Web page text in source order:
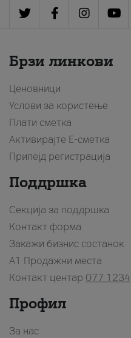
Брзи линкови
Ценовници
Услови за користење
Плати сметка
Активирајте Е-сметка
Припејд регистрација
Поддршка
Секција за поддршка
Контакт форма
Закажи бизнис состанок
A1 Продажни места
Контакт центар 077 1234
Профил
За нас